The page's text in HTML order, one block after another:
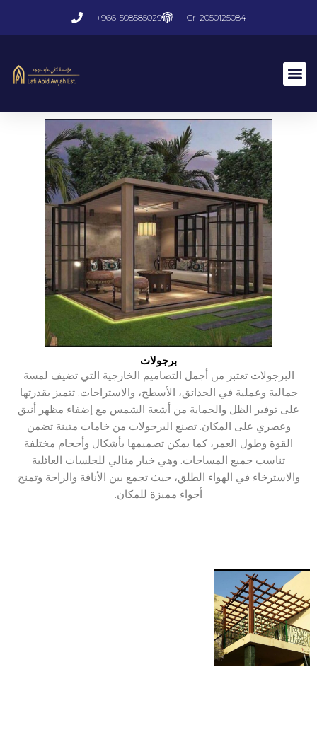
+966-508585029 Cr-2050125084
برجولات
البرجولات تعتبر من أجمل التصاميم الخارجية التي تضيف لمسة
جمالية وعملية في الحدائق، الأسطح، والاستراحات. تتميز بقدرتها
على توفير الظل والحماية من أشعة الشمس مع إضفاء مظهر أنيق
وعصري على المكان. تصنع البرجولات من خامات متينة تضمن
القوة وطول العمر، كما يمكن تصميمها بأشكال وأحجام مختلفة
تناسب جميع المساحات. وهي خيار مثالي للجلسات العائلية
والاسترخاء في الهواء الطلق، حيث تجمع بين الأناقة والراحة وتمنح
أجواء مميزة للمكان.